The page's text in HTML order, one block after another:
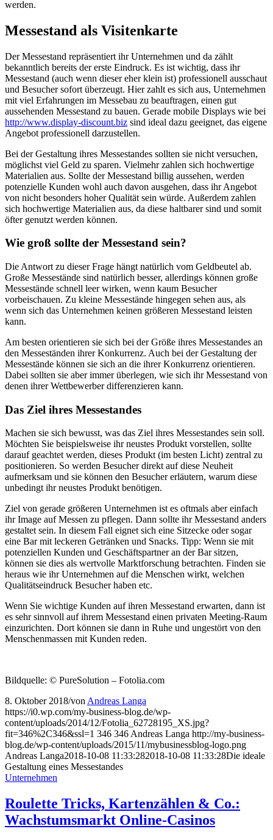
werden.
Messestand als Visitenkarte
Der Messestand repräsentiert ihr Unternehmen und da zählt
bekanntlich bereits der erste Eindruck. Es ist wichtig, dass ihr
Messestand (auch wenn dieser eher klein ist) professionell ausschaut
und Besucher sofort überzeugt. Hier zahlt es sich aus, Unternehmen
mit viel Erfahrungen im Messebau zu beauftragen, einen gut
aussehenden Messestand zu bauen. Gerade mobile Displays wie bei
http://www.display-discount.biz sind ideal dazu geeignet, das eigene
Angebot professionell darzustellen.
Bei der Gestaltung ihres Messestandes sollten sie nicht versuchen,
möglichst viel Geld zu sparen. Vielmehr zahlen sich hochwertige
Materialien aus. Sollte der Messestand billig aussehen, werden
potenzielle Kunden wohl auch davon ausgehen, dass ihr Angebot
von nicht besonders hoher Qualität sein würde. Außerdem zahlen
sich hochwertige Materialien aus, da diese haltbarer sind und somit
öfter genutzt werden können.
Wie groß sollte der Messestand sein?
Die Antwort zu dieser Frage hängt natürlich vom Geldbeutel ab.
Große Messestände sind natürlich besser, allerdings können große
Messestände schnell leer wirken, wenn kaum Besucher
vorbeischauen. Zu kleine Messestände hingegen sehen aus, als
wenn sich das Unternehmen keinen größeren Messestand leisten
kann.
Am besten orientieren sie sich bei der Größe ihres Messestandes an
den Messeständen ihrer Konkurrenz. Auch bei der Gestaltung der
Messestände können sie sich an die ihrer Konkurrenz orientieren.
Dabei sollten sie aber immer überlegen, wie sich ihr Messestand von
denen ihrer Wettbewerber differenzieren kann.
Das Ziel ihres Messestandes
Machen sie sich bewusst, was das Ziel ihres Messestandes sein soll.
Möchten Sie beispielsweise ihr neustes Produkt vorstellen, sollte
darauf geachtet werden, dieses Produkt (im besten Licht) zentral zu
positionieren. So werden Besucher direkt auf diese Neuheit
aufmerksam und sie können den Besucher erläutern, warum diese
unbedingt ihr neustes Produkt benötigen.
Ziel von gerade größeren Unternehmen ist es oftmals aber einfach
ihr Image auf Messen zu pflegen. Dann sollte ihr Messestand anders
gestaltet sein. In diesem Fall eignet sich eine Sitzecke oder sogar
eine Bar mit leckeren Getränken und Snacks. Tipp: Wenn sie mit
potenziellen Kunden und Geschäftspartner an der Bar sitzen,
können sie dies als wertvolle Marktforschung betrachten. Finden sie
heraus wie ihr Unternehmen auf die Menschen wirkt, welchen
Qualitätseindruck Besucher haben etc.
Wenn Sie wichtige Kunden auf ihren Messestand erwarten, dann ist
es sehr sinnvoll auf ihrem Messestand einen privaten Meeting-Raum
einzurichten. Dort können sie dann in Ruhe und ungestört von den
Menschenmassen mit Kunden reden.
Bildquelle: © PureSolution – Fotolia.com
8. Oktober 2018/von Andreas Langa
https://i0.wp.com/my-business-blog.de/wp-
content/uploads/2014/12/Fotolia_62728195_XS.jpg?
fit=346%2C346&ssl=1 346 346 Andreas Langa http://my-business-
blog.de/wp-content/uploads/2015/11/mybusinessblog-logo.png
Andreas Langa2018-10-08 11:33:282018-10-08 11:33:28Die ideale
Gestaltung eines Messestandes
Unternehmen
Roulette Tricks, Kartenzählen & Co.:
Wachstumsmarkt Online-Casinos